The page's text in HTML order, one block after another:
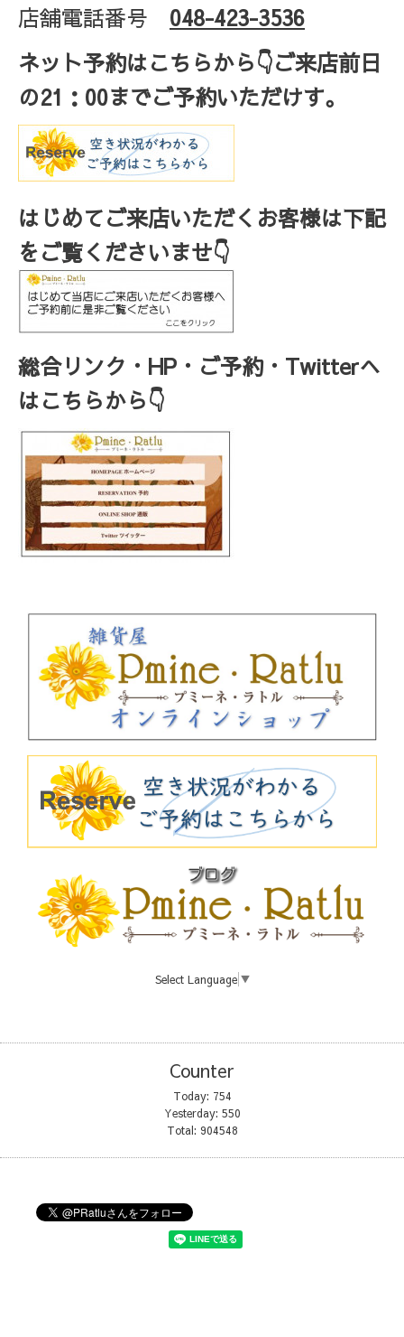
店舗電話番号 048-423-3536
ネット予約はこちらから👇ご来店前日
の21 ： 00までご予約いただけす。
はじめてご来店いただくお客様は下記
をご覧くださいませ👇
総合リンク・HP・ご予約・Twitterへ
はこちらから👇
Select Language ▼
Counter
Today: 754
Yesterday: 550
Total: 904548